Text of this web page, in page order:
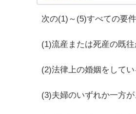
次の(1)～(5)すべての要
(1)流産または死産の既
(2)法律上の婚姻をして
(3)夫婦のいずれか一方